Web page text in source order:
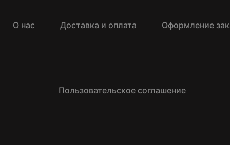
О нас Доставка и оплата Оформление
Пользовательское соглашение